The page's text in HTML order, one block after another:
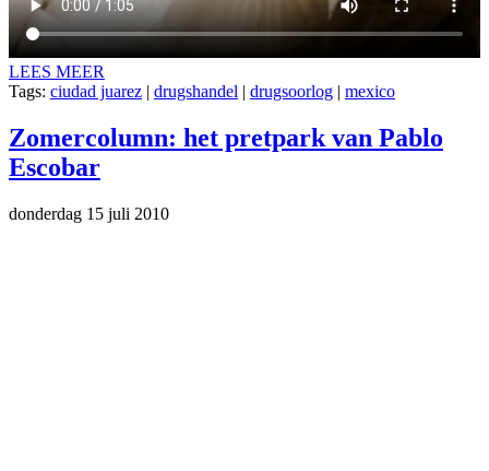
LEES MEER
Tags: ciudad juarez | drugshandel | drugsoorlog | mexico
Zomercolumn: het pretpark van Pablo
Escobar
donderdag 15 juli 2010